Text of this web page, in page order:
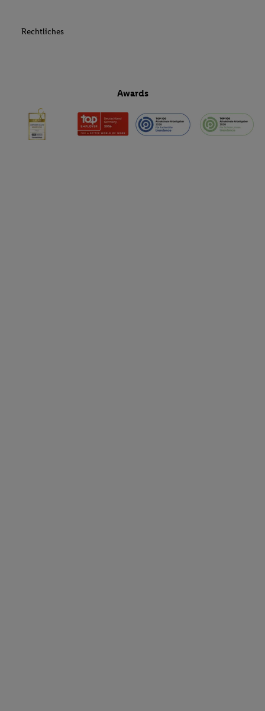
Rechtliches
Awards